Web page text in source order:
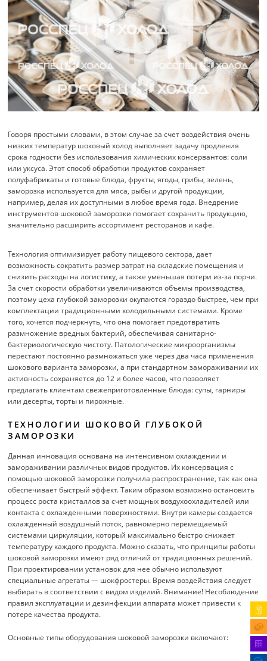
Говоря простыми словами, в этом случае за счет воздействия очень
низких температур шоковый холод выполняет задачу продления
срока годности без использования химических консервантов: соли
или уксуса. Этот способ обработки продуктов сохраняет
полуфабрикаты и готовые блюда, фрукты, ягоды, грибы, зелень,
заморозка используется для мяса, рыбы и другой продукции,
например, делая их доступными в любое время года. Внедрение
инструментов шоковой заморозки помогает сохранить продукцию,
значительно расширить ассортимент ресторанов и кафе.
Технология оптимизирует работу пищевого сектора, дает
возможность сократить размер затрат на складские помещения и
снизить расходы на логистику, а также уменьшая потери из-за порчи.
За счет скорости обработки увеличиваются объемы производства,
поэтому цеха глубокой заморозки окупаются гораздо быстрее, чем при
комплектации традиционными холодильными системами. Кроме
того, хочется подчеркнуть, что она помогает предотвратить
размножение вредных бактерий, обеспечивая санитарно-
бактериологическую чистоту. Патологические микроорганизмы
перестают постоянно размножаться уже через два часа применения
шокового варианта заморозки, а при стандартном замораживании их
активность сохраняется до 12 и более часов, что позволяет
предлагать клиентам свежеприготовленные блюда: супы, гарниры
или десерты, торты и пирожные.
ТЕХНОЛОГИИ ШОКОВОЙ ГЛУБОКОЙ
ЗАМОРОЗКИ
Данная инновация основана на интенсивном охлаждении и
замораживании различных видов продуктов. Их консервация с
помощью шоковой заморозки получила распространение, так как она
обеспечивает быстрый эффект. Таким образом возможно остановить
процесс роста кристаллов за счет мощных воздухоохладителей или
контакта с охлажденными поверхностями. Внутри камеры создается
охлажденный воздушный поток, равномерно перемещаемый
системами циркуляции, который максимально быстро снижает
температуру каждого продукта. Можно сказать, что принципы работы
шоковой заморозки имеют ряд отличий от традиционных решений.
При проектировании установок для нее обычно используют
специальные агрегаты — шокфростеры. Время воздействия следует
выбирать в соответствии с видом изделий. Внимание! Несоблюдение
правил эксплуатации и дезинфекции аппарата может привести к
потере качества продукта.
Основные типы оборудования шоковой заморозки включают: